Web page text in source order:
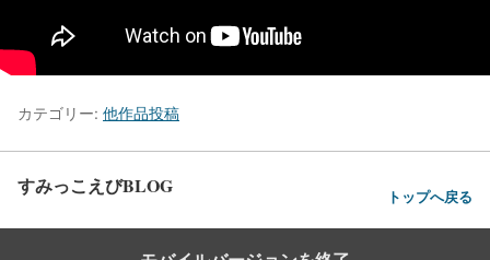
カテゴリー: 他作品投稿
すみっこえびBLOG トップへ戻る